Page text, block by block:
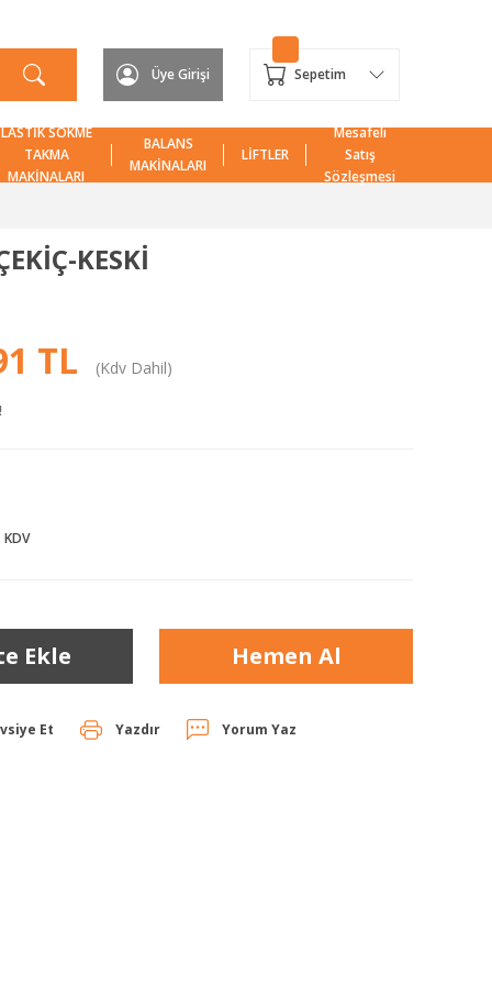
Üye Girişi Sepetim
LASTİK SÖKME
TAKMA
MAKİNALARI
BALANS
MAKİNALARI
LİFTLER
Mesafeli
Satış
Sözleşmesi
KESKİ
TL (Kdv Dahil)
Ekle Hemen Al
Et Yazdır Yorum Yaz